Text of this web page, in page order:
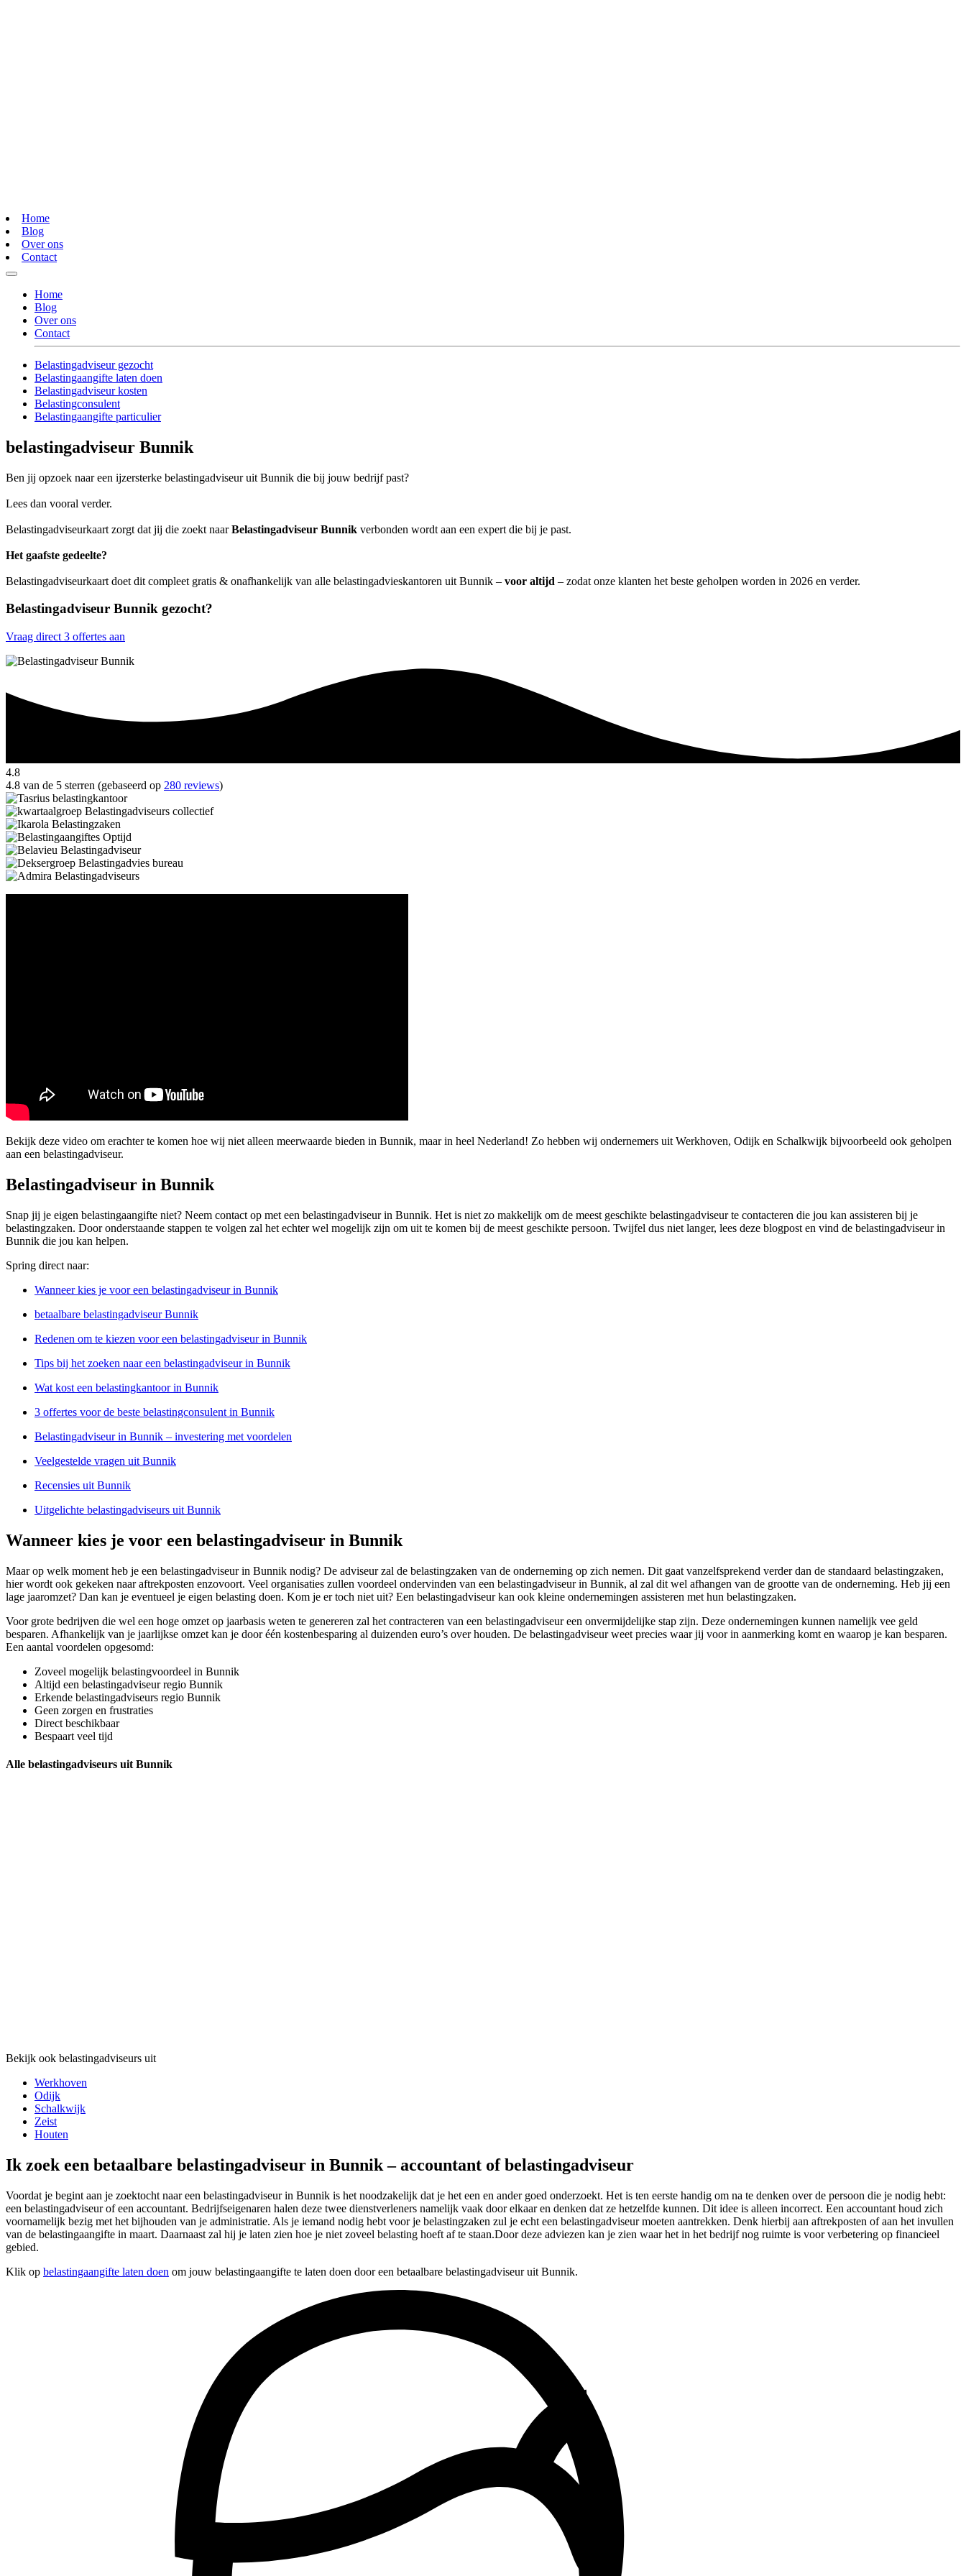
Home
Blog
Over ons
Contact
Home
Blog
Over ons
Contact
Belastingadviseur gezocht
Belastingaangifte laten doen
Belastingadviseur kosten
Belastingconsulent
Belastingaangifte particulier
belastingadviseur Bunnik
Ben jij opzoek naar een ijzersterke belastingadviseur uit Bunnik die bij jouw bedrijf past?
Lees dan vooral verder.
Belastingadviseurkaart zorgt dat jij die zoekt naarBelastingadviseur Bunnik verbonden wordt aan een expert die bij je past.
Het gaafste gedeelte?
Belastingadviseurkaart doet dit compleet gratis & onafhankelijk van alle belastingadvieskantoren uit Bunnik – voor altijd – zodat onze klanten het beste geholpen worden in 2026 en verder.
Belastingadviseur Bunnik gezocht?
Vraag direct 3 offertes aan
4.8
4.8 van de 5 sterren (gebaseerd op 280 reviews)
Bekijk deze video om erachter te komen hoe wij niet alleen meerwaarde bieden in Bunnik, maar in heel Nederland! Zo hebben wij ondernemers uit Werkhoven, Odijk en Schalkwijk bijvoorbeeld ook geholpen
aan een belastingadviseur.
Belastingadviseur in Bunnik
Snap jij je eigen belastingaangifte niet? Neem contact op met een belastingadviseur in Bunnik. Het is niet zo makkelijk om de meest geschikte belastingadviseur te contacteren die jou kan assisteren bij je
belastingzaken. Door onderstaande stappen te volgen zal het echter wel mogelijk zijn om uit te komen bij de meest geschikte persoon. Twijfel dus niet langer, lees deze blogpost en vind de belastingadviseur in
Bunnik die jou kan helpen.
Spring direct naar:
Wanneer kies je voor een belastingadviseur in Bunnik
betaalbare belastingadviseur Bunnik
Redenen om te kiezen voor een belastingadviseur in Bunnik
Tips bij het zoeken naar een belastingadviseur in Bunnik
Wat kost een belastingkantoor in Bunnik
3 offertes voor de beste belastingconsulent in Bunnik
Belastingadviseur in Bunnik – investering met voordelen
Veelgestelde vragen uit Bunnik
Recensies uit Bunnik
Uitgelichte belastingadviseurs uit Bunnik
Wanneer kies je voor een belastingadviseur in Bunnik
Maar op welk moment heb je een belastingadviseur in Bunnik nodig? De adviseur zal de belastingzaken van de onderneming op zich nemen. Dit gaat vanzelfsprekend verder dan de standaard belastingzaken,
hier wordt ook gekeken naar aftrekposten enzovoort. Veel organisaties zullen voordeel ondervinden van een belastingadviseur in Bunnik, al zal dit wel afhangen van de grootte van de onderneming. Heb jij een
lage jaaromzet? Dan kan je eventueel je eigen belasting doen. Kom je er toch niet uit? Een belastingadviseur kan ook kleine ondernemingen assisteren met hun belastingzaken.
Voor grote bedrijven die wel een hoge omzet op jaarbasis weten te genereren zal het contracteren van een belastingadviseur een onvermijdelijke stap zijn. Deze ondernemingen kunnen namelijk vee geld
besparen. Afhankelijk van je jaarlijkse omzet kan je door één kostenbesparing al duizenden euro’s over houden. De belastingadviseur weet precies waar jij voor in aanmerking komt en waarop je kan besparen.
Een aantal voordelen opgesomd:
Zoveel mogelijk belastingvoordeel in Bunnik
Altijd een belastingadviseur regio Bunnik
Erkende belastingadviseurs regio Bunnik
Geen zorgen en frustraties
Direct beschikbaar
Bespaart veel tijd
Alle belastingadviseurs uit Bunnik
Bekijk ook belastingadviseurs uit
Werkhoven
Odijk
Schalkwijk
Zeist
Houten
Ik zoek een betaalbare belastingadviseur in Bunnik – accountant of belastingadviseur
Voordat je begint aan je zoektocht naar een belastingadviseur in Bunnik is het noodzakelijk dat je het een en ander goed onderzoekt. Het is ten eerste handig om na te denken over de persoon die je nodig hebt:
een belastingadviseur of een accountant. Bedrijfseigenaren halen deze twee dienstverleners namelijk vaak door elkaar en denken dat ze hetzelfde kunnen. Dit idee is alleen incorrect. Een accountant houd zich
voornamelijk bezig met het bijhouden van je administratie. Als je iemand nodig hebt voor je belastingzaken zul je echt een belastingadviseur moeten aantrekken. Denk hierbij aan aftrekposten of aan het invullen
van de belastingaangifte in maart. Daarnaast zal hij je laten zien hoe je niet zoveel belasting hoeft af te staan.Door deze adviezen kan je zien waar het in het bedrijf nog ruimte is voor verbetering op financieel
gebied.
Klik op belastingaangifte laten doen om jouw belastingaangifte te laten doen door een betaalbare belastingadviseur uit Bunnik.